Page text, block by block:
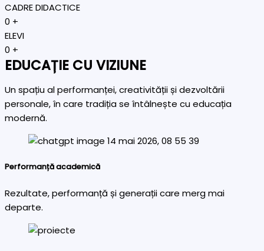
CADRE DIDACTICE
0 +
ELEVI
0 +
EDUCAȚIE CU VIZIUNE
Un spațiu al performanței, creativității și dezvoltării
personale, în care tradiția se întâlnește cu educația
modernă.
Performanță academică
Rezultate, performanță și generații care merg mai
departe.